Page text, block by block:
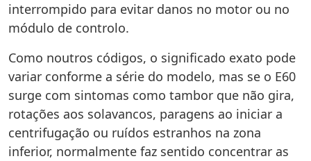
interrompido para evitar danos no motor ou no
módulo de controlo.
Como noutros códigos, o significado exato pode
variar conforme a série do modelo, mas se o E60
surge com sintomas como tambor que não gira,
rotações aos solavancos, paragens ao iniciar a
centrifugação ou ruídos estranhos na zona
inferior, normalmente faz sentido concentrar as